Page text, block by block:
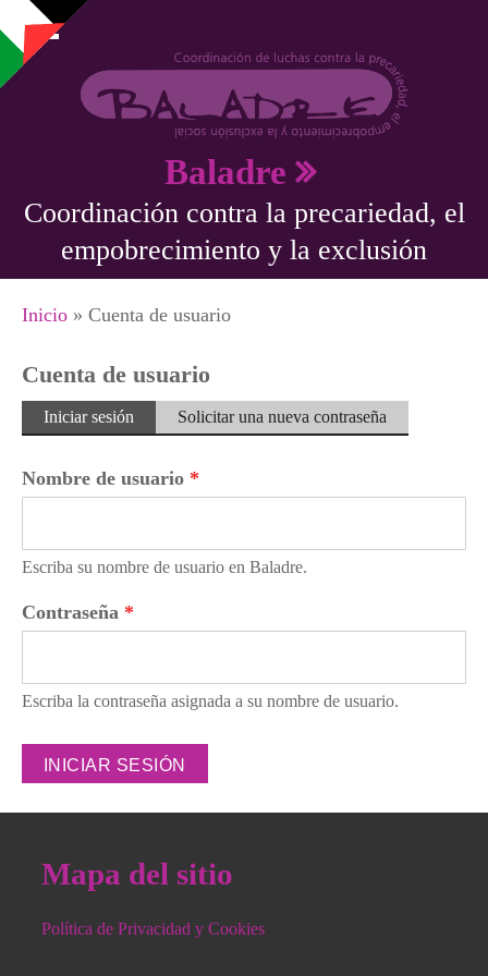
Pasar al contenido principal
Baladre
Coordinación contra la precariedad, el
empobrecimiento y la exclusión
Se encuentra usted aquí
Inicio » Cuenta de usuario
Cuenta de usuario
Solapas principales
Iniciar sesión (solapaSolicitar una nueva contraseña
Nombre de usuario *
Escriba su nombre de usuario en Baladre.
Contraseña *
Escriba la contraseña asignada a su nombre de usuario.
Mapa del sitio
Política de Privacidad y Cookies